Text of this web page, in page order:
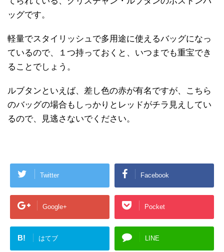
ッグです。
軽量でスタイリッシュで多用途に使えるバッグになっ
ているので、１つ持っておくと、いつまでも重宝でき
ることでしょう。
ルブタンといえば、差し色の赤が有名ですが、こちら
のバッグの場合もしっかりとレッドがチラ見えしてい
るので、見逃さないでください。
Twitter Facebook
Google+ Pocket
B! はてブ LINE